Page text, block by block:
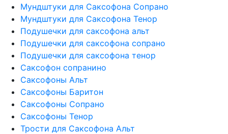
Мундштуки для Саксофона Сопрано
Мундштуки для Саксофона Тенор
Подушечки для саксофона альт
Подушечки для саксофона сопрано
Подушечки для саксофона тенор
Саксофон сопранино
Саксофоны Альт
Саксофоны Баритон
Саксофоны Сопрано
Саксофоны Тенор
Трости для Саксофона Альт